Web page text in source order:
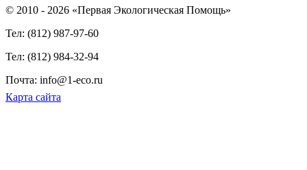
© 2010 - 2026 «Первая Экологическая Помощь»
Тел: (812) 987-97-60
Тел: (812) 984-32-94
Почта: info@1-eco.ru
Карта сайта